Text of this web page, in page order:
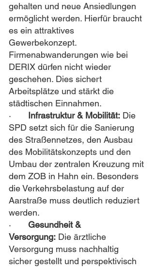
gehalten und neue Ansiedlungen
ermöglicht werden. Hierfür braucht
es ein attraktives
Gewerbekonzept.
Firmenabwanderungen wie bei
DERIX dürfen nicht wieder
geschehen. Dies sichert
Arbeitsplätze und stärkt die
städtischen Einnahmen.
· Infrastruktur & Mobilität: Die
SPD setzt sich für die Sanierung
des Straßennetzes, den Ausbau
des Mobilitätskonzepts und den
Umbau der zentralen Kreuzung mit
dem ZOB in Hahn ein. Besonders
die Verkehrsbelastung auf der
Aarstraße muss deutlich reduziert
werden.
· Gesundheit &
Versorgung: Die ärztliche
Versorgung muss nachhaltig
sicher gestellt und perspektivisch